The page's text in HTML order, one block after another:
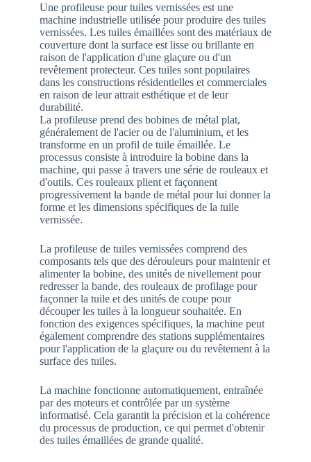
Une profileuse pour tuiles vernissées est une
machine industrielle utilisée pour produire des tuiles
vernissées. Les tuiles émaillées sont des matériaux de
couverture dont la surface est lisse ou brillante en
raison de l'application d'une glaçure ou d'un
revêtement protecteur. Ces tuiles sont populaires
dans les constructions résidentielles et commerciales
en raison de leur attrait esthétique et de leur
durabilité.
La profileuse prend des bobines de métal plat,
généralement de l'acier ou de l'aluminium, et les
transforme en un profil de tuile émaillée. Le
processus consiste à introduire la bobine dans la
machine, qui passe à travers une série de rouleaux et
d'outils. Ces rouleaux plient et façonnent
progressivement la bande de métal pour lui donner la
forme et les dimensions spécifiques de la tuile
vernissée.
La profileuse de tuiles vernissées comprend des
composants tels que des dérouleurs pour maintenir et
alimenter la bobine, des unités de nivellement pour
redresser la bande, des rouleaux de profilage pour
façonner la tuile et des unités de coupe pour
découper les tuiles à la longueur souhaitée. En
fonction des exigences spécifiques, la machine peut
également comprendre des stations supplémentaires
pour l'application de la glaçure ou du revêtement à la
surface des tuiles.
La machine fonctionne automatiquement, entraînée
par des moteurs et contrôlée par un système
informatisé. Cela garantit la précision et la cohérence
du processus de production, ce qui permet d'obtenir
des tuiles émaillées de grande qualité.